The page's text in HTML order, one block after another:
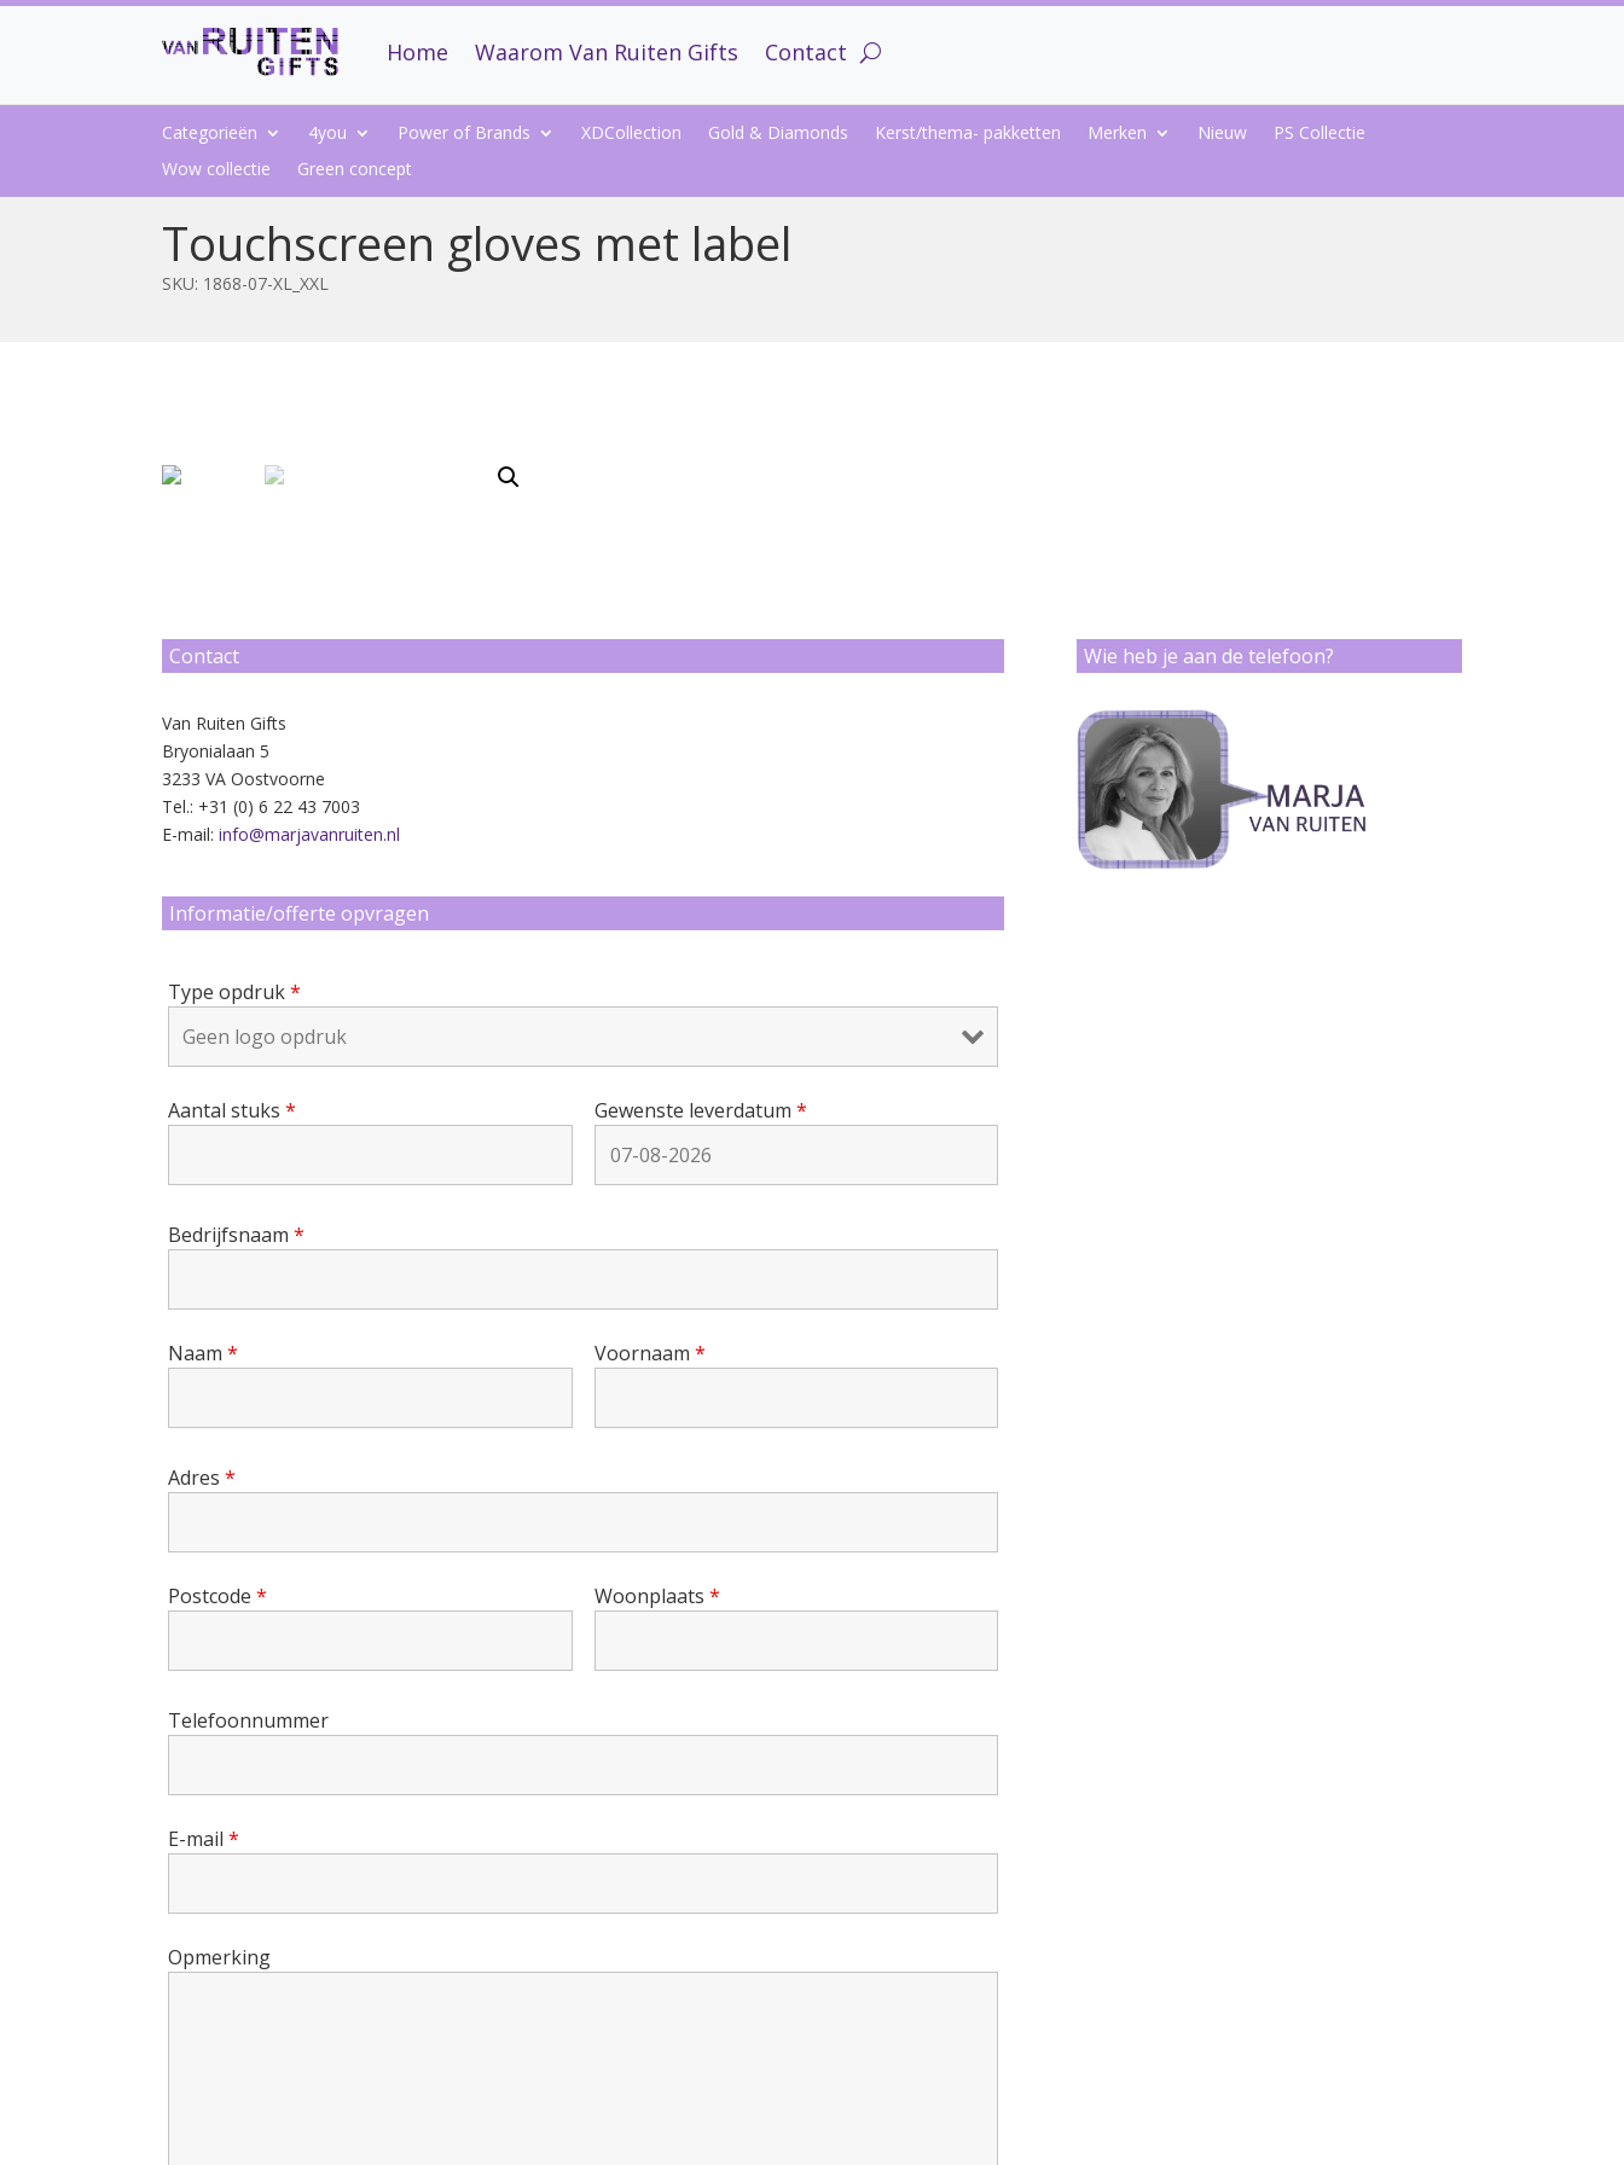
Home Waarom Van Ruiten Gifts Contact
Categorieën 4you Power of Brands XDCollection Gold & Diamonds Kerst/thema- pakketten Merken Nieuw
PS Collectie
Wow collectie
Green concept
Touchscreen gloves met label
SKU: 1868-07-XL_XXL
Contact
Van Ruiten Gifts
Bryonialaan 5
3233 VA Oostvoorne
Tel.: +31 (0) 6 22 43 7003
E-mail:info@marjavanruiten.nl
Informatie/offerte opvragen
Type opdruk*
Aantal stuks* Gewenste leverdatum *
Bedrijfsnaam*
Naam* Voornaam *
Adres*
Postcode* Woonplaats *
Telefoonnummer
E-mail*
Opmerking
Wie heb je aan de telefoon?